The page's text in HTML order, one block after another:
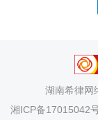
湖南希律网
湘ICP备17015042